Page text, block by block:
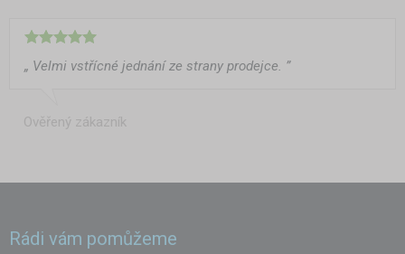
„ Velmi vstřícné jednání ze strany prodejce. ”
Ověřený zákazník
Rádi vám pomůžeme